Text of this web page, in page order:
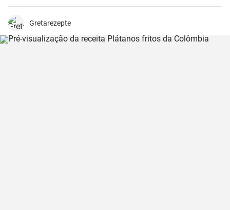
de criar um biscoito doce feito de espelta. A minha tentativa
que caem bem em qualquer ocasião.
Gretarezepte